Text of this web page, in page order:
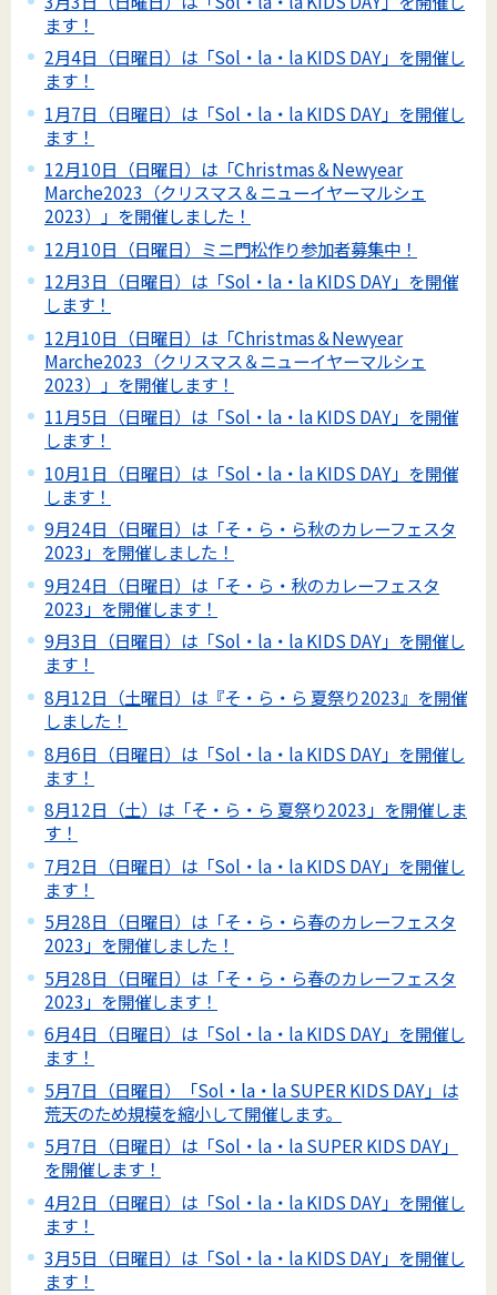
ます！
2月4日（日曜日）は「Sol・la・la KIDS DAY」を開催し
ます！
1月7日（日曜日）は「Sol・la・la KIDS DAY」を開催し
ます！
12月10日（日曜日）は「Christmas＆Newyear
Marche2023（クリスマス＆ニューイヤーマルシェ
2023）」を開催しました！
12月10日（日曜日）ミニ門松作り参加者募集中！
12月3日（日曜日）は「Sol・la・la KIDS DAY」を開催
します！
12月10日（日曜日）は「Christmas＆Newyear
Marche2023（クリスマス＆ニューイヤーマルシェ
2023）」を開催します！
11月5日（日曜日）は「Sol・la・la KIDS DAY」を開催
します！
10月1日（日曜日）は「Sol・la・la KIDS DAY」を開催
します！
9月24日（日曜日）は「そ・ら・ら秋のカレーフェスタ
2023」を開催しました！
9月24日（日曜日）は「そ・ら・秋のカレーフェスタ
2023」を開催します！
9月3日（日曜日）は「Sol・la・la KIDS DAY」を開催し
ます！
8月12日（土曜日）は『そ・ら・ら 夏祭り2023』を開催
しました！
8月6日（日曜日）は「Sol・la・la KIDS DAY」を開催し
ます！
8月12日（土）は「そ・ら・ら 夏祭り2023」を開催しま
す！
7月2日（日曜日）は「Sol・la・la KIDS DAY」を開催し
ます！
5月28日（日曜日）は「そ・ら・ら春のカレーフェスタ
2023」を開催しました！
5月28日（日曜日）は「そ・ら・ら春のカレーフェスタ
2023」を開催します！
6月4日（日曜日）は「Sol・la・la KIDS DAY」を開催し
ます！
5月7日（日曜日）「Sol・la・la SUPER KIDS DAY」は
荒天のため規模を縮小して開催します。
5月7日（日曜日）は「Sol・la・la SUPER KIDS DAY」
を開催します！
4月2日（日曜日）は「Sol・la・la KIDS DAY」を開催し
ます！
3月5日（日曜日）は「Sol・la・la KIDS DAY」を開催し
ます！